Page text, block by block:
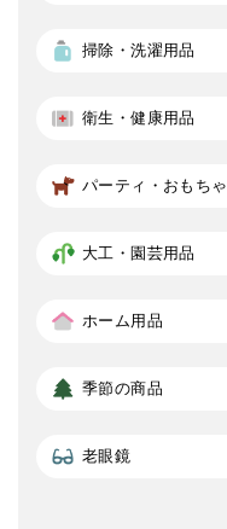
掃除・洗濯用品
衛生・健康用品
パーティ・おもちゃ
大工・園芸用品
ホーム用品
季節の商品
老眼鏡